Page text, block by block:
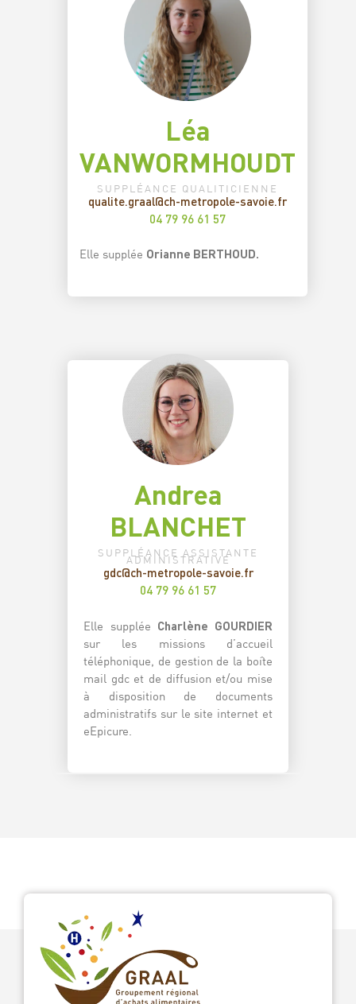
Léa
VANWORMHOUDT
SUPPLÉANCE QUALITICIENNE
qualite.graal@ch-metropole-savoie.fr
04 79 96 61 57
Elle supplée Orianne BERTHOUD.
Andrea
BLANCHET
SUPPLÉANCE ASSISTANTE
ADMINISTRATIVE
gdc@ch-metropole-savoie.fr
04 79 96 61 57
Elle supplée Charlène GOURDIER
sur les missions d’accueil
téléphonique, de gestion de la boîte
mail gdc et de diffusion et/ou mise
à disposition de documents
administratifs sur le site internet et
eEpicure.